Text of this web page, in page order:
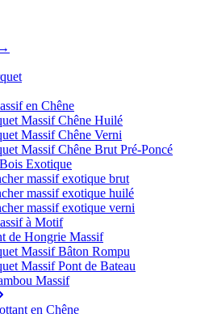
en Chêne
Massif Chêne Huilé
Massif Chêne Verni
Massif Chêne Brut Pré-Poncé
Exotique
massif exotique brut
massif exotique huilé
massif exotique verni
à Motif
de Hongrie Massif
Massif Bâton Rompu
Massif Pont de Bateau
Massif
en Chêne